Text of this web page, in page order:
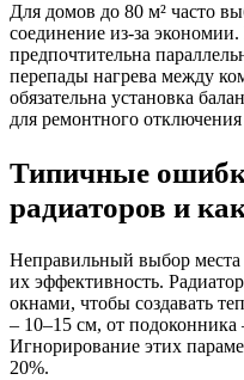
Для домов до 80 м² часто
соединение из-за
предпочтительна
перепады нагрева между
обязательна установка
для ремонтного
Типичные
радиаторов и
Неправильный выбор места
их эффективность.
окнами, чтобы создавать
– 10–15 см, от
Игнорирование этих
20%.